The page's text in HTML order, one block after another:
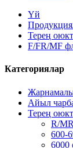
Үй
Терең
F/FR/MF
Категориялар
Айыл
Терең
R/
600-
6000